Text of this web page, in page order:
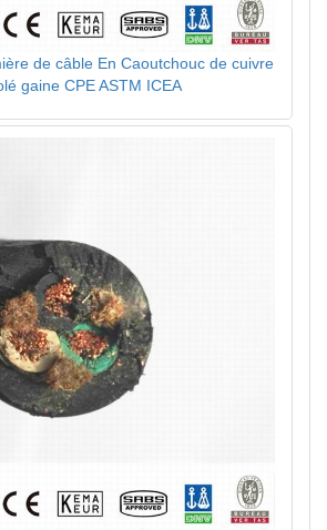
de câble En Caoutchouc de cuivre
gaine CPE ASTM ICEA